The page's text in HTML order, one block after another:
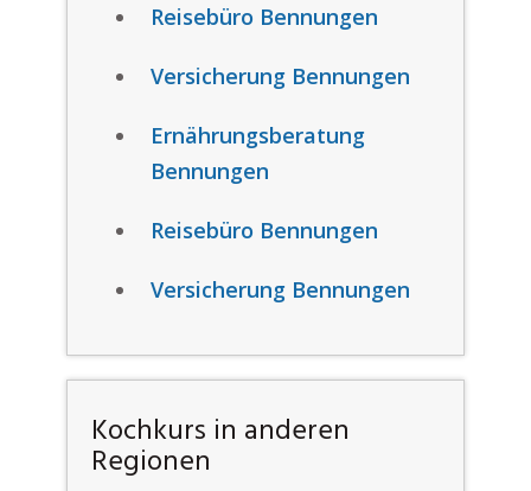
Reisebüro Bennungen
Versicherung Bennungen
Ernährungsberatung
Bennungen
Reisebüro Bennungen
Versicherung Bennungen
Kochkurs in anderen
Regionen